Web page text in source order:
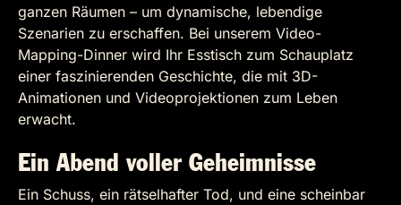
ganzen Räumen – um dynamische, lebendige
Szenarien zu erschaffen. Bei unserem Video-
Mapping-Dinner wird Ihr Esstisch zum Schauplatz
einer faszinierenden Geschichte, die mit 3D-
Animationen und Videoprojektionen zum Leben
erwacht.
Ein Abend voller Geheimnisse
Ein Schuss, ein rätselhafter Tod, und eine scheinbar